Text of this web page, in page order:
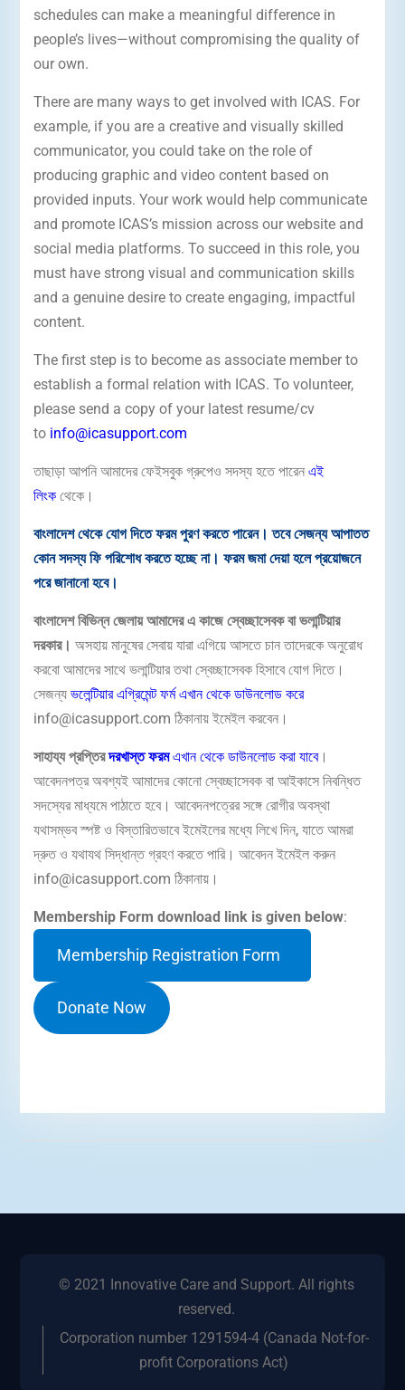
schedules can make a meaningful difference in
people’s lives—without compromising the quality of
our own.
There are many ways to get involved with ICAS. For
example, if you are a creative and visually skilled
communicator, you could take on the role of
producing graphic and video content based on
provided inputs. Your work would help communicate
and promote ICAS’s mission across our website and
social media platforms. To succeed in this role, you
must have strong visual and communication skills
and a genuine desire to create engaging, impactful
content.
The first step is to become as associate member to
establish a formal relation with ICAS. To volunteer,
please send a copy of your latest resume/cv
to info@icasupport.com
তাছাড়া আপনি আমাদের ফেইসবুক গ্রুপেও সদস্য হতে পারেন এই
লিংকথেকে।
বাংলাদেশ থেকে যোগ দিতে ফরম পুরণ করতে পারেন। তবে সেজন্য আপাতত
কোন সদস্য ফি পরিশোধ করতে হচ্ছে না। ফরম জমা দেয়া হলে প্রয়োজনে
পরে জানানো হবে।
বাংলাদেশ বিভিন্ন জেলায় আমাদের এ কাজে স্বেচ্ছাসেবক বা ভলান্টিয়ার
দরকার। অসহায় মানুষের সেবায় যারা এগিয়ে আসতে চান তাদেরকে অনুরোধ
করবো আমাদের সাথে ভলান্টিয়ার তথা স্বেচ্ছাসেবক হিসাবে যোগ দিতে।
সেজন্য ভলেন্টিয়ার এগ্রিমেন্ট ফর্ম এখান থেকে ডাউনলোড করে
info@icasupport.com ঠিকানায় ইমেইল করবেন।
সাহায্য প্রপ্তিরদরখাস্ত ফরমএখান থেকে ডাউনলোড করা যাবে।
আবেদনপত্র অবশ্যই আমাদের কোনো স্বেচ্ছাসেবক বা আইকাসে নিবন্ধিত
সদস্যের মাধ্যমে পাঠাতে হবে। আবেদনপত্রের সঙ্গে রোগীর অবস্থা
যথাসম্ভব স্পষ্ট ও বিস্তারিতভাবে ইমেইলের মধ্যে লিখে দিন, যাতে আমরা
দ্রুত ও যথাযথ সিদ্ধান্ত গ্রহণ করতে পারি। আবেদন ইমেইল করুন
info@icasupport.com ঠিকানায়।
Membership Form download link is given below:
Membership Registration Form
Donate Now
© 2021 Innovative Care and Support. All rights
reserved.
Corporation number 1291594-4 (Canada Not-for-
profit Corporations Act)